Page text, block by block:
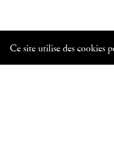
Ce site utilise des cookies